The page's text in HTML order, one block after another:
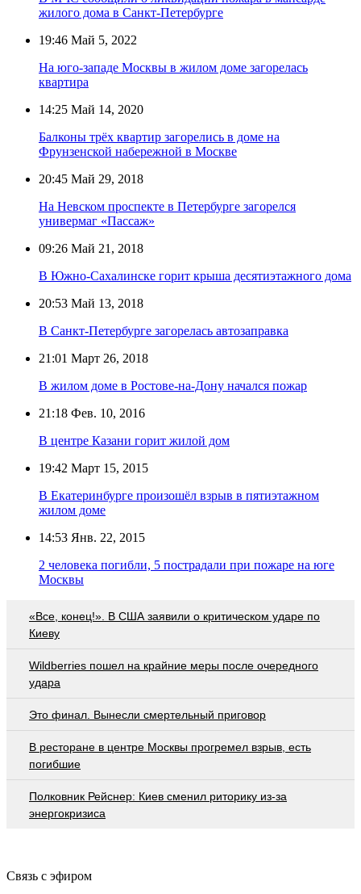
жилого дома в Санкт-Петербурге
19:46 Май 5, 2022
На юго-западе Москвы в жилом доме загорелась
квартира
14:25 Май 14, 2020
Балконы трёх квартир загорелись в доме на
Фрунзенской набережной в Москве
20:45 Май 29, 2018
На Невском проспекте в Петербурге загорелся
универмаг «Пассаж»
09:26 Май 21, 2018
В Южно-Сахалинске горит крыша десятиэтажного дома
20:53 Май 13, 2018
В Санкт-Петербурге загорелась автозаправка
21:01 Март 26, 2018
В жилом доме в Ростове-на-Дону начался пожар
21:18 Фев. 10, 2016
В центре Казани горит жилой дом
19:42 Март 15, 2015
В Екатеринбурге произошёл взрыв в пятиэтажном
жилом доме
14:53 Янв. 22, 2015
2 человека погибли, 5 пострадали при пожаре на юге
Москвы
«Все, конец!». В США заявили о критическом ударе по
Киеву
Wildberries пошел на крайние меры после очередного
удара
Это финал. Вынесли смертельный приговор
В ресторане в центре Москвы прогремел взрыв, есть
погибшие
Полковник Рейснер: Киев сменил риторику из-за
энергокризиса
Связь с эфиром